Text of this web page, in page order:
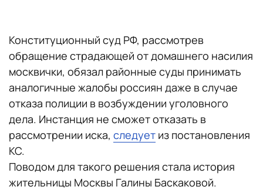
Конституционный суд РФ, рассмотрев
обращение страдающей от домашнего насилия
москвички, обязал районные суды принимать
аналогичные жалобы россиян даже в случае
отказа полиции в возбуждении уголовного
дела. Инстанция не сможет отказать в
рассмотрении иска, следует из постановления
КС.
Поводом для такого решения стала история
жительницы Москвы Галины Баскаковой.